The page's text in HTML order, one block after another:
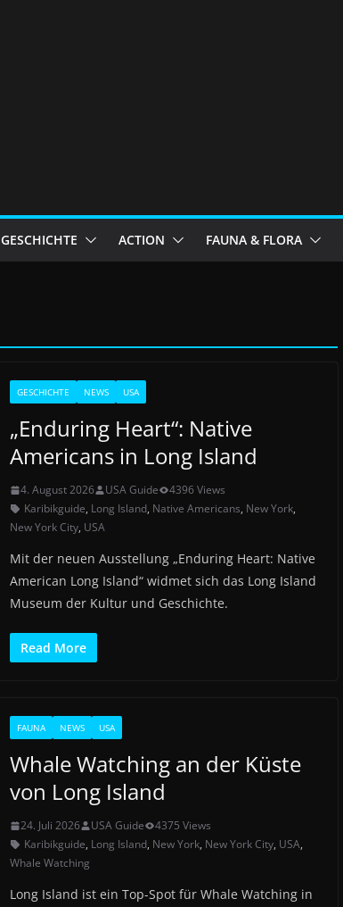
GESCHICHTE ACTION FAUNA & FLORA
GESCHICHTE NEWS USA
„Enduring Heart“: Native
Americans in Long Island
4. August 2026 USA Guide
4396 Views
Karibikguide, Long Island, Native Americans, New York,
New York City, USA
Mit der neuen Ausstellung „Enduring Heart: Native
American Long Island“ widmet sich das Long Island
Museum der Kultur und Geschichte.
Read More
FAUNA NEWS USA
Whale Watching an der Küste
von Long Island
24. Juli 2026 USA Guide
4375 Views
Karibikguide, Long Island, New York, New York City, USA,
Whale Watching
Long Island ist ein Top-Spot für Whale Watching in